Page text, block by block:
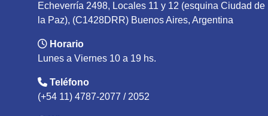
Echeverría 2498, Locales 11 y 12 (esquina Ciudad de
la Paz), (C1428DRR) Buenos Aires, Argentina
Horario
Lunes a Viernes 10 a 19 hs.
Teléfono
(+54 11) 4787-2077 / 2052